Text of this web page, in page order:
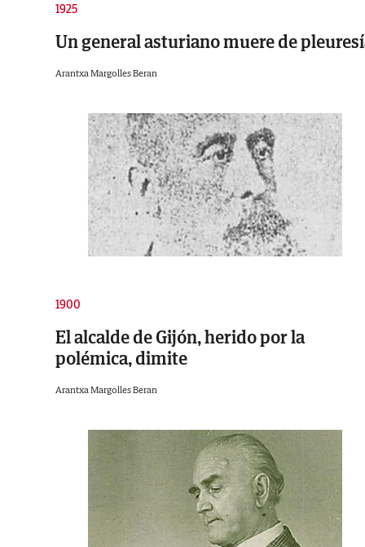
1925
Un general asturiano muere de
Arantxa Margolles Beran
1900
El alcalde de Gijón, herido por la
polémica, dimite
Arantxa Margolles Beran